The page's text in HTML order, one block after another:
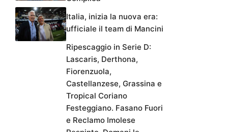
Italia, inizia la nuova era:
ufficiale il team di Mancini
Ripescaggio in Serie D:
Lascaris, Derthona,
Fiorenzuola,
Castellanzese, Grassina e
Tropical Coriano
Festeggiano. Fasano Fuori
e Reclamo Imolese